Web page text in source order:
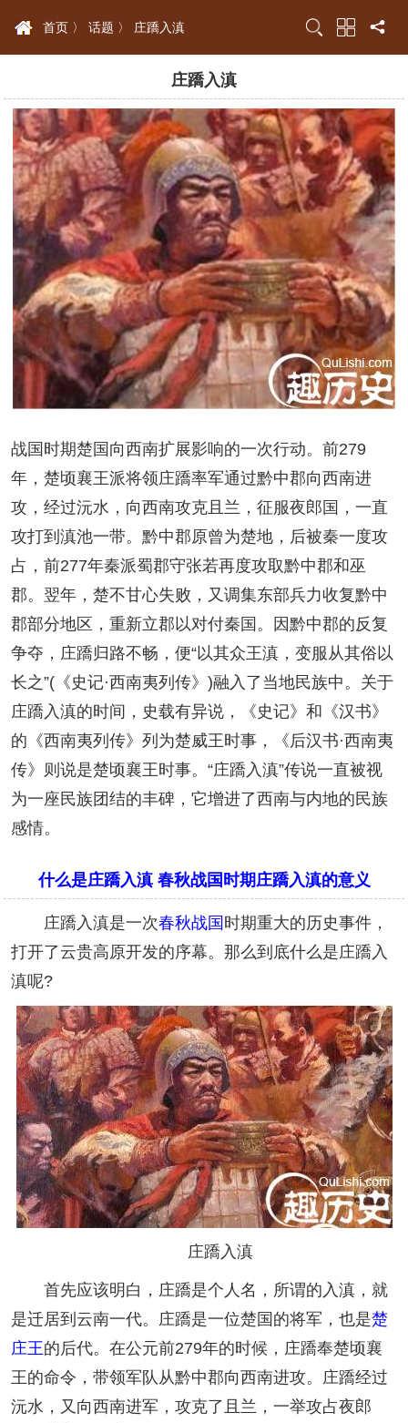
首页 〉 话题 〉 庄蹻入滇
庄蹻入滇
战国时期楚国向西南扩展影响的一次行动。前279
年，楚顷襄王派将领庄蹻率军通过黔中郡向西南进
攻，经过沅水，向西南攻克且兰，征服夜郎国，一直
攻打到滇池一带。黔中郡原曾为楚地，后被秦一度攻
占，前277年秦派蜀郡守张若再度攻取黔中郡和巫
郡。翌年，楚不甘心失败，又调集东部兵力收复黔中
郡部分地区，重新立郡以对付秦国。因黔中郡的反复
争夺，庄蹻归路不畅，便“以其众王滇，变服从其俗以
长之”(《史记·西南夷列传》)融入了当地民族中。关于
庄蹻入滇的时间，史载有异说，《史记》和《汉书》
的《西南夷列传》列为楚威王时事，《后汉书·西南夷
传》则说是楚顷襄王时事。“庄蹻入滇”传说一直被视
为一座民族团结的丰碑，它增进了西南与内地的民族
感情。
什么是庄蹻入滇 春秋战国时期庄蹻入滇的意义
庄蹻入滇是一次春秋战国 时期重大的历史事件，
打开了云贵高原开发的序幕。那么到底什么是庄蹻入
滇呢?
庄蹻入滇
首先应该明白，庄蹻是个人名，所谓的入滇，就
是迁居到云南一代。庄蹻是一位楚国的将军，也是楚
庄王的后代。在公元前279年的时候，庄蹻奉楚顷襄
王的命令，带领军队从黔中郡向西南进攻。庄蹻经过
沅水，又向西南进军，攻克了且兰，一举攻占夜郎